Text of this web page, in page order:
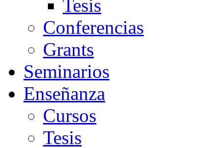
Tesis
Conferencias
Grants
Seminarios
Enseñanza
Cursos
Tesis